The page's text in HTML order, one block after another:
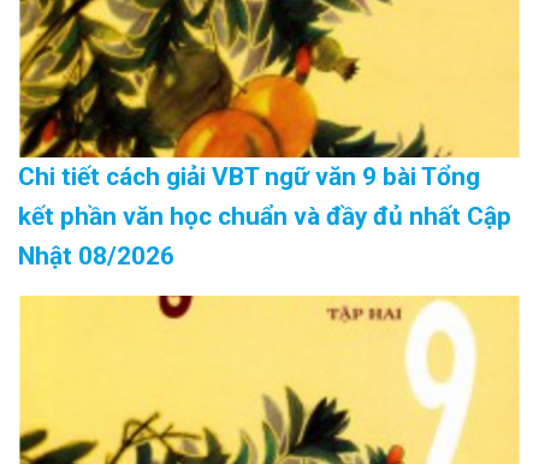
Chi tiết cách giải VBT ngữ văn 9 bài Tổng
kết phần văn học chuẩn và đầy đủ nhất Cập
Nhật 08/2026